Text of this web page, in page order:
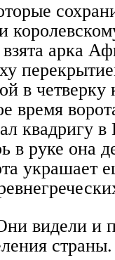
арка
в четверку
время
квадригу
в руке она
украшает
видели и